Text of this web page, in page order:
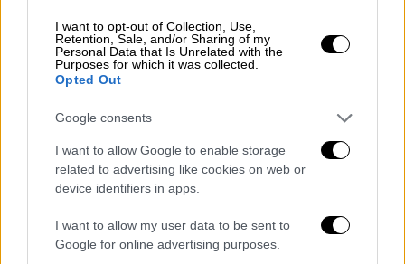
I want to opt-out of Collection, Use,
Retention, Sale, and/or Sharing of my
Personal Data that Is Unrelated with the
Purposes for which it was collected.
Opted Out
Google consents
I want to allow Google to enable storage
related to advertising like cookies on web or
device identifiers in apps.
I want to allow my user data to be sent to
Google for online advertising purposes.